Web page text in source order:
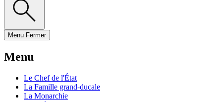
Menu Fermer
Menu
Le Chef de l'État
La Famille grand-ducale
La Monarchie